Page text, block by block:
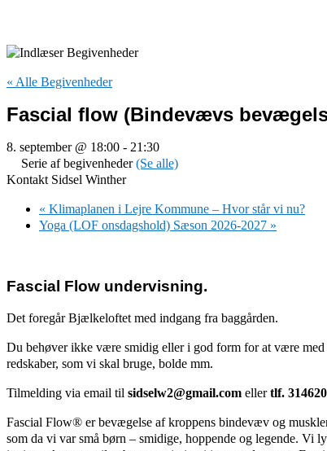
« Alle Begivenheder
Fascial flow (Bindevævs
8. september @ 18:00 - 21:30
Serie af begivenheder(Se alle)
Kontakt Sidsel Winther
« Klimaplanen i Lejre Kommune – Hvor står vi nu?
Yoga (LOF onsdagshold) Sæson 2026-2027 »
Fascial Flow undervisning.
Det foregår Bjælkeloftet med indgang fra baggården.
Du behøver ikke være smidig eller i god form for at være
redskaber, som vi skal bruge, bolde mm.
Tilmelding via email til sidselw2@gmail.com ellertlf.
Fascial Flow® er bevægelse af kroppens bindevæv og
som da vi var små børn – smidige, hoppende og legende.